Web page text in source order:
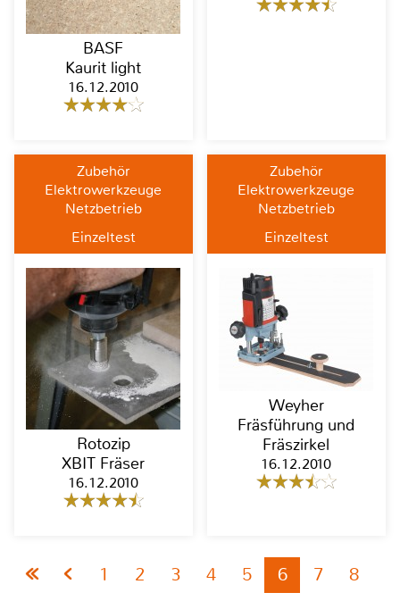
BASF
Kaurit light
16.12.2010
Zubehör
Elektrowerkzeuge
Netzbetrieb
Einzeltest
Rotozip
XBIT Fräser
16.12.2010
Zubehör
Elektrowerkzeuge
Netzbetrieb
Einzeltest
Weyher
Fräsführung und
Fräszirkel
16.12.2010
1 2 3 4 5 6 7
8